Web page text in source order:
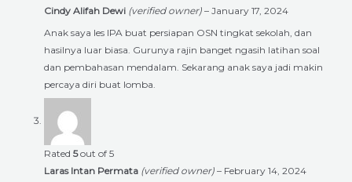
Cindy Alifah Dewi (verified owner) – January 17, 2024
Anak saya les IPA buat persiapan OSN tingkat sekolah, dan
hasilnya luar biasa. Gurunya rajin banget ngasih latihan soal
dan pembahasan mendalam. Sekarang anak saya jadi makin
percaya diri buat lomba.
Rated 5out of 5
Laras Intan Permata (verified owner) – February 14, 2024